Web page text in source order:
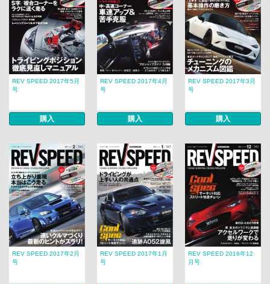
REV SPEED 2017年5月
号
購入
REV SPEED 2017年4月
号
購入
REV SPEED 2017年3月
号
購入
REV SPEED 2017年2月
号
REV SPEED 2017年1月
号
REV SPEED 2016年12
月号